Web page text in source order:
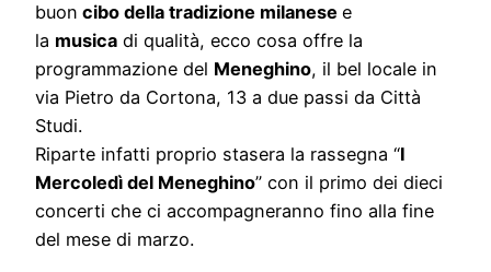
buon cibo della tradizione milanese e
la musica di qualità, ecco cosa offre la
programmazione del Meneghino, il bel locale in
via Pietro da Cortona, 13 a due passi da Città
Studi.
Riparte infatti proprio stasera la rassegna “I
Mercoledì del Meneghino” con il primo dei dieci
concerti che ci accompagneranno fino alla fine
del mese di marzo.